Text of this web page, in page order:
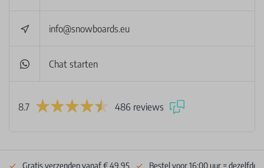
info@snowboards.eu
Chat starten
8.7 486 reviews
Gratis verzenden vanaf € 49.95 Bestel voor 16:00 uur = dezelfde